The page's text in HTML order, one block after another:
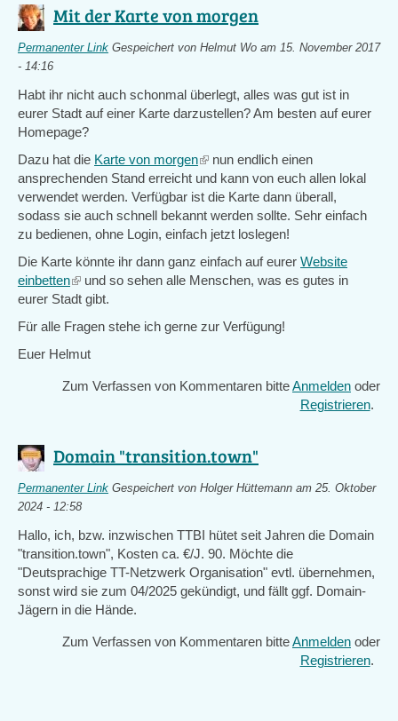
Mit der Karte von morgen
Permanenter Link Gespeichert von Helmut Wo am 15. November 2017
- 14:16
Habt ihr nicht auch schonmal überlegt, alles was gut ist in
eurer Stadt auf einer Karte darzustellen? Am besten auf eurer
Homepage?
Dazu hat die Karte von morgen(link
is
external)
nun endlich einen
ansprechenden Stand erreicht und kann von euch allen lokal
verwendet werden. Verfügbar ist die Karte dann überall,
sodass sie auch schnell bekannt werden sollte. Sehr einfach
zu bedienen, ohne Login, einfach jetzt loslegen!
Die Karte könnte ihr dann ganz einfach auf eurer Website
einbetten(link
is
und so sehen alle Menschen, was es gutes in
eurer Stadt gibt.
Für alle Fragen stehe ich gerne zur Verfügung!
Euer Helmut
Zum Verfassen von Kommentaren bitteAnmelden oder
Registrieren.
Domain "transition.town"
Permanenter Link Gespeichert von Holger Hüttemann am 25. Oktober
2024 - 12:58
Hallo, ich, bzw. inzwischen TTBI hütet seit Jahren die Domain
"transition.town", Kosten ca. €/J. 90. Möchte die
"Deutsprachige TT-Netzwerk Organisation" evtl. übernehmen,
sonst wird sie zum 04/2025 gekündigt, und fällt ggf. Domain-
Jägern in die Hände.
Zum Verfassen von Kommentaren bitteAnmelden oder
Registrieren.